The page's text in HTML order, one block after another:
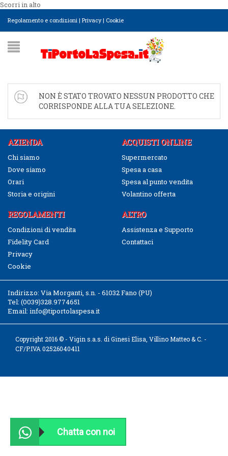
Scorri in alto
Regolamento e condizioni | Privacy| Cookie
NON È STATO TROVATO NESSUN PRODOTTO CHE
CORRISPONDE ALLA TUA SELEZIONE.
AZIENDA
Chi siamo
Dove siamo
Orari
Storia e origini
ACQUISTI ONLINE
Supermercato
Spesa a casa
Spesa al punto vendita
Volantino offerta
REGOLAMENTI
Condizioni di vendita
Fidelity Card
Privacy
Cookie
ALTRO
Assistenza e Supporto
Contattaci
Indirizzo: Via Morganti, s.n. - 61032 Fano (PU)
Tel: (0039)328.9774651
Email: info@tiportolaspesa.it
Copyright 2016 © - Vigin s.a.s. di Ginesi Elisa, Villino Matteo & C. -
CF/P.IVA 02526040411
Chatta con noi